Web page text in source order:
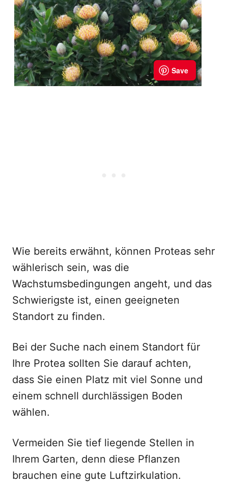
Wie bereits erwähnt, können Proteas sehr
wählerisch sein, was die
Wachstumsbedingungen angeht, und das
Schwierigste ist, einen geeigneten
Standort zu finden.
Bei der Suche nach einem Standort für
Ihre Protea sollten Sie darauf achten,
dass Sie einen Platz mit viel Sonne und
einem schnell durchlässigen Boden
wählen.
Vermeiden Sie tief liegende Stellen in
Ihrem Garten, denn diese Pflanzen
brauchen eine gute Luftzirkulation.